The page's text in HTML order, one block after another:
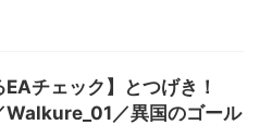
EAチェック】とつげき！
／異国のゴール